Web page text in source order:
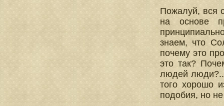
Пожалуй, вся
на основе
знаем, что
почему это
это так?
людей люди?..
того хорошо
подобия, но